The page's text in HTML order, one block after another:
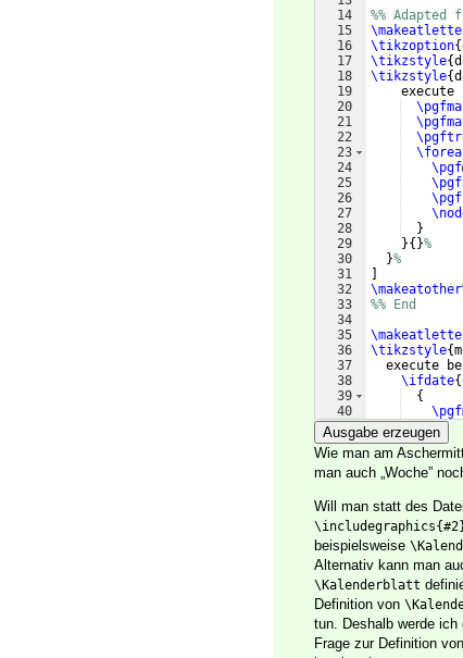
14
15
16
17
18
19
20
21
22
23
24
25
26
27
28
29
30
31
32
33
34
35
36
37
38
39
40
41
%%
\tikzoption{
\tikzstyle{
\tikzstyle{
execute
\pgf
}
}{ }%
}%
\makeatother
%% End
\tikzstyle{
execute
\ifdate{
{
\pgf
Ausgabe erzeugen
Wie man am
man auch „Woche”
Will man statt des
beispielsweise
Alternativ kann man
\Kalenderblatt
Definition von
tun. Deshalb werde
Frage zur Definition